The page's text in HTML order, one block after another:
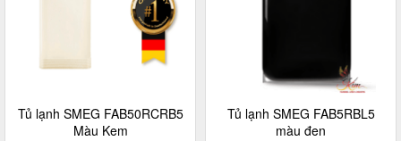
Tủ lạnh SMEG FAB50RCRB5
Màu Kem
Tủ lạnh SMEG FAB5RBL5
màu đen